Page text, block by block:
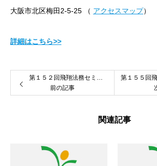
大阪市北区梅田2-5-25 （ アクセスマップ）
詳細はこちら>>
第１５２回飛翔法務セミナー２１
前の記事
関連記事